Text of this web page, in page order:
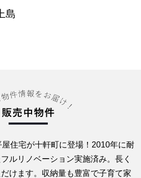
島
住宅が十軒町に登場！2010年に耐
ルリノベーション実施済み。長く
けます。収納量も豊富で子育て家